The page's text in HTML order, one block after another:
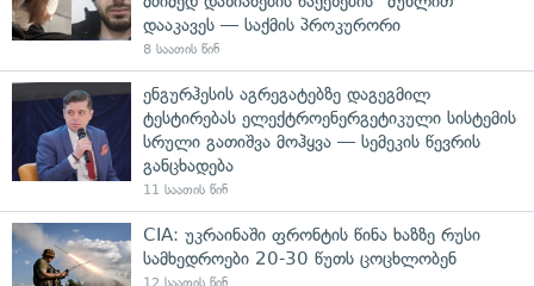
დააკავეს — საქმის პროკურორი
8 საათის წინ
ენგურჰესის აგრეგატებზე დაგეგმილ
ტესტირებას ელექტროენერგეტიკული სისტემის
სრული გათიშვა მოჰყვა — სემეკის წევრის
განცხადება
11 საათის წინ
CIA: უკრაინაში ფრონტის წინა ხაზზე რუსი
სამხედროები 20-30 წუთს ცოცხლობენ
12 საათის წინ